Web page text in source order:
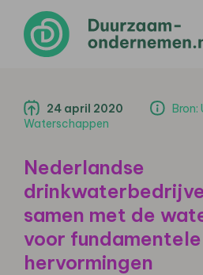
24 april 2020
Bron:
Waterschappen
Nederlandse
samen met de
voor fundamentele
hervormingen